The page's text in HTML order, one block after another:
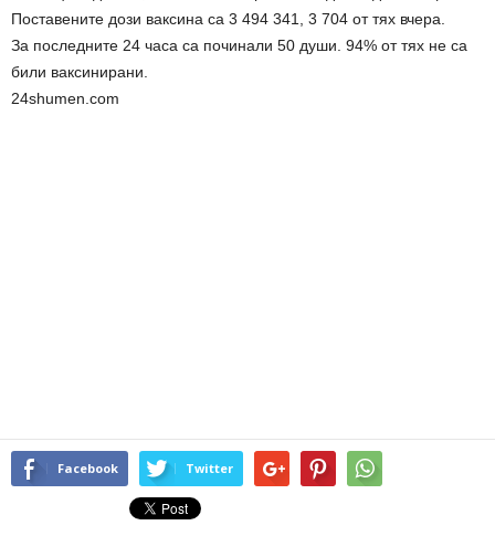
Поставените дози ваксина са 3 494 341, 3 704 от тях вчера.
За последните 24 часа са починали 50 души. 94% от тях не са
били ваксинирани.
24shumen.com
Facebook Twitter